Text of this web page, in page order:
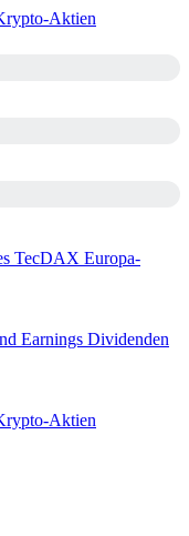
Aktien
TecDAX Europa-
Earnings Dividenden
Aktien